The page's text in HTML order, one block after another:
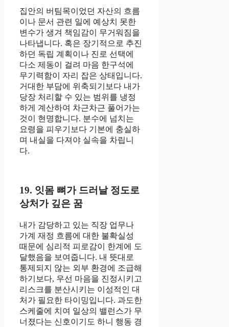
집안의 버팀목이었던 자산의 흐름
이나 문서 관련 일에 예상치 못한
변수가 생겨 책임감이 무거워짐을
나타냅니다. 혹은 장기적으로 추진
하던 독립 계획이나 진로 선택에
다소 제동이 걸려 마음 한구석에
무기력함이 자리 잡은 상태입니다.
거대한 부담에 위축되기보다 내가
당장 처리할 수 있는 범위를 냉정
하게 계산하여 차근차근 풀어가는
것이 현명합니다. 분수에 넘치는
요령을 피우기보다 기본에 충실하
며 내실을 다져야 실속을 차립니
다.
19. 잇몸 뼈가 드러날 정도로
상처가 깊은 꿈
내가 감당하고 있는 직장 업무나
가계 재정 흐름에 대한 불확실성
때문에 심리적 피로감이 한계에 도
달했음을 보여줍니다. 내 뜻대로
통제되지 않는 외부 환경에 조급해
하기보다, 우선 마음을 진정시키고
리스크를 분산시키는 이성적인 대
처가 필요한 타이밍입니다. 과도한
스케줄에 치여 일상의 밸런스가 무
너졌다는 신호이기도 하니 행동 경